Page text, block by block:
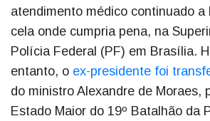
atendimento médico continuado a
cela onde cumpria pena, na
Polícia Federal (PF) em Brasília.
entanto, o ex-presidente foi
do ministro Alexandre de Moraes,
Estado Maior do 19º Batalhão da